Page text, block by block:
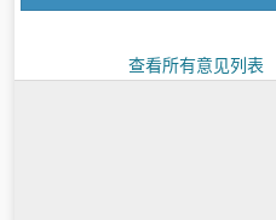
查看所有意见列表